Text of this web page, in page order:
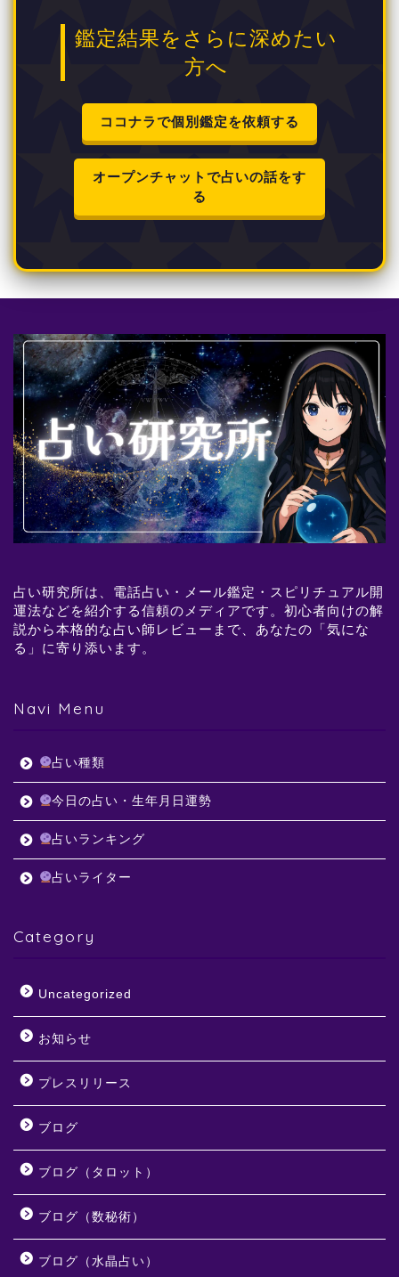
鑑定結果をさらに深めたい
方へ
ココナラで個別鑑定を依頼する
オープンチャットで占いの話をす
る
占い研究所は、電話占い・メール鑑定・スピリチュアル開
運法などを紹介する信頼のメディアです。初心者向けの解
説から本格的な占い師レビューまで、あなたの「気にな
る」に寄り添います。
Navi Menu
占い種類
今日の占い・生年月日運勢
占いランキング
占いライター
Category
Uncategorized
お知らせ
プレスリリース
ブログ
ブログ（タロット）
ブログ（数秘術）
ブログ（水晶占い）